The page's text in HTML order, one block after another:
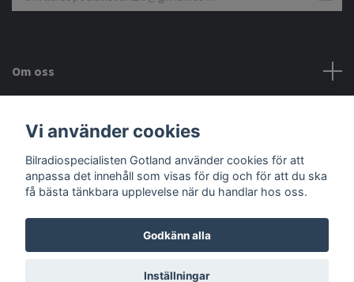
Om oss
Sociala medier
© 2026 Bilradiospecialisten Gotland
Vi använder cookies
Bilradiospecialisten Gotland använder cookies för att
anpassa det innehåll som visas för dig och för att du ska
få bästa tänkbara upplevelse när du handlar hos oss.
Godkänn alla
Inställningar